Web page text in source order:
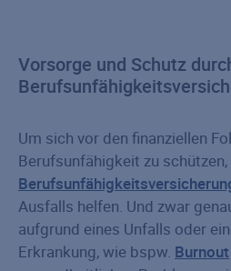
Vorsorge und Schutz
Um sich vor den finanziellen
Berufsunfähigkeit zu schützen,
Ausfalls helfen. Und zwar
aufgrund eines Unfalls oder
Erkrankung, wie bspw. Burnout